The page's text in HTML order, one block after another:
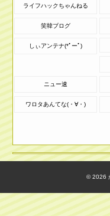
ライフハックちゃんねる
笑韓ブログ
しぃアンテナ(*ﾟーﾟ)
ニュー速
ワロタあんてな(・∀・)
© 2026